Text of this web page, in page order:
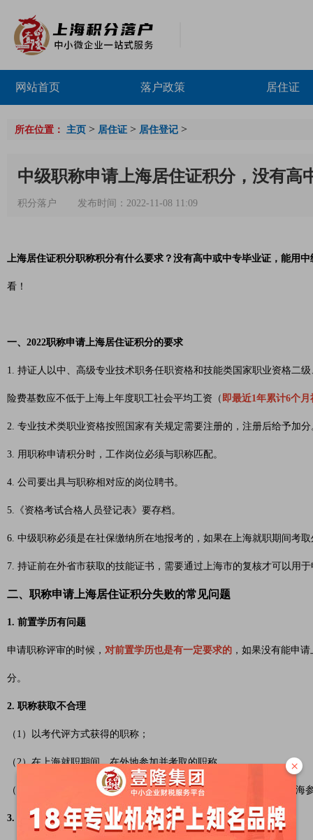
网站首页 落户政策 居住证
所在位置： 主页 > 居住证 > 居住登记 >
中级职称申请上海居住证积分，没有高
积分落户 发布时间：2022-11-08 11:09
上海居住证积分职称积分有什么要求？没有高中或中专毕业证，能用
看！
一、2022职称申请上海居住证积分的要求
1. 持证人以中、高级专业技术职务任职资格和技能类国家职业资格二
险费基数应不低于上海上年度职工社会平均工资（ 即最近1年累计6个
2. 专业技术类职业资格按照国家有关规定需要注册的，注册后给予加分
3. 用职称申请积分时，工作岗位必须与职称匹配。
4. 公司要出具与职称相对应的岗位聘书。
5.《资格考试合格人员登记表》要存档。
6. 中级职称必须是在社保缴纳所在地报考的，如果在上海就职期间考
7. 持证前在外省市获取的技能证书，需要通过上海市的复核才可以用
二、职称申请上海居住证积分失败的常见问题
1. 前置学历有问题
申请职称评审的时候， 对前置学历也是有一定要求的 ，如果没有能申
分。
2. 职称获取不合理
（1）以考代评方式获得的职称；
（2）在上海就职期间，在外地参加并考取的职称。
（3）在外地评审获得的职称，不可直接参加上海居住证积分。在上
3. 收入与职称等级不匹配
×